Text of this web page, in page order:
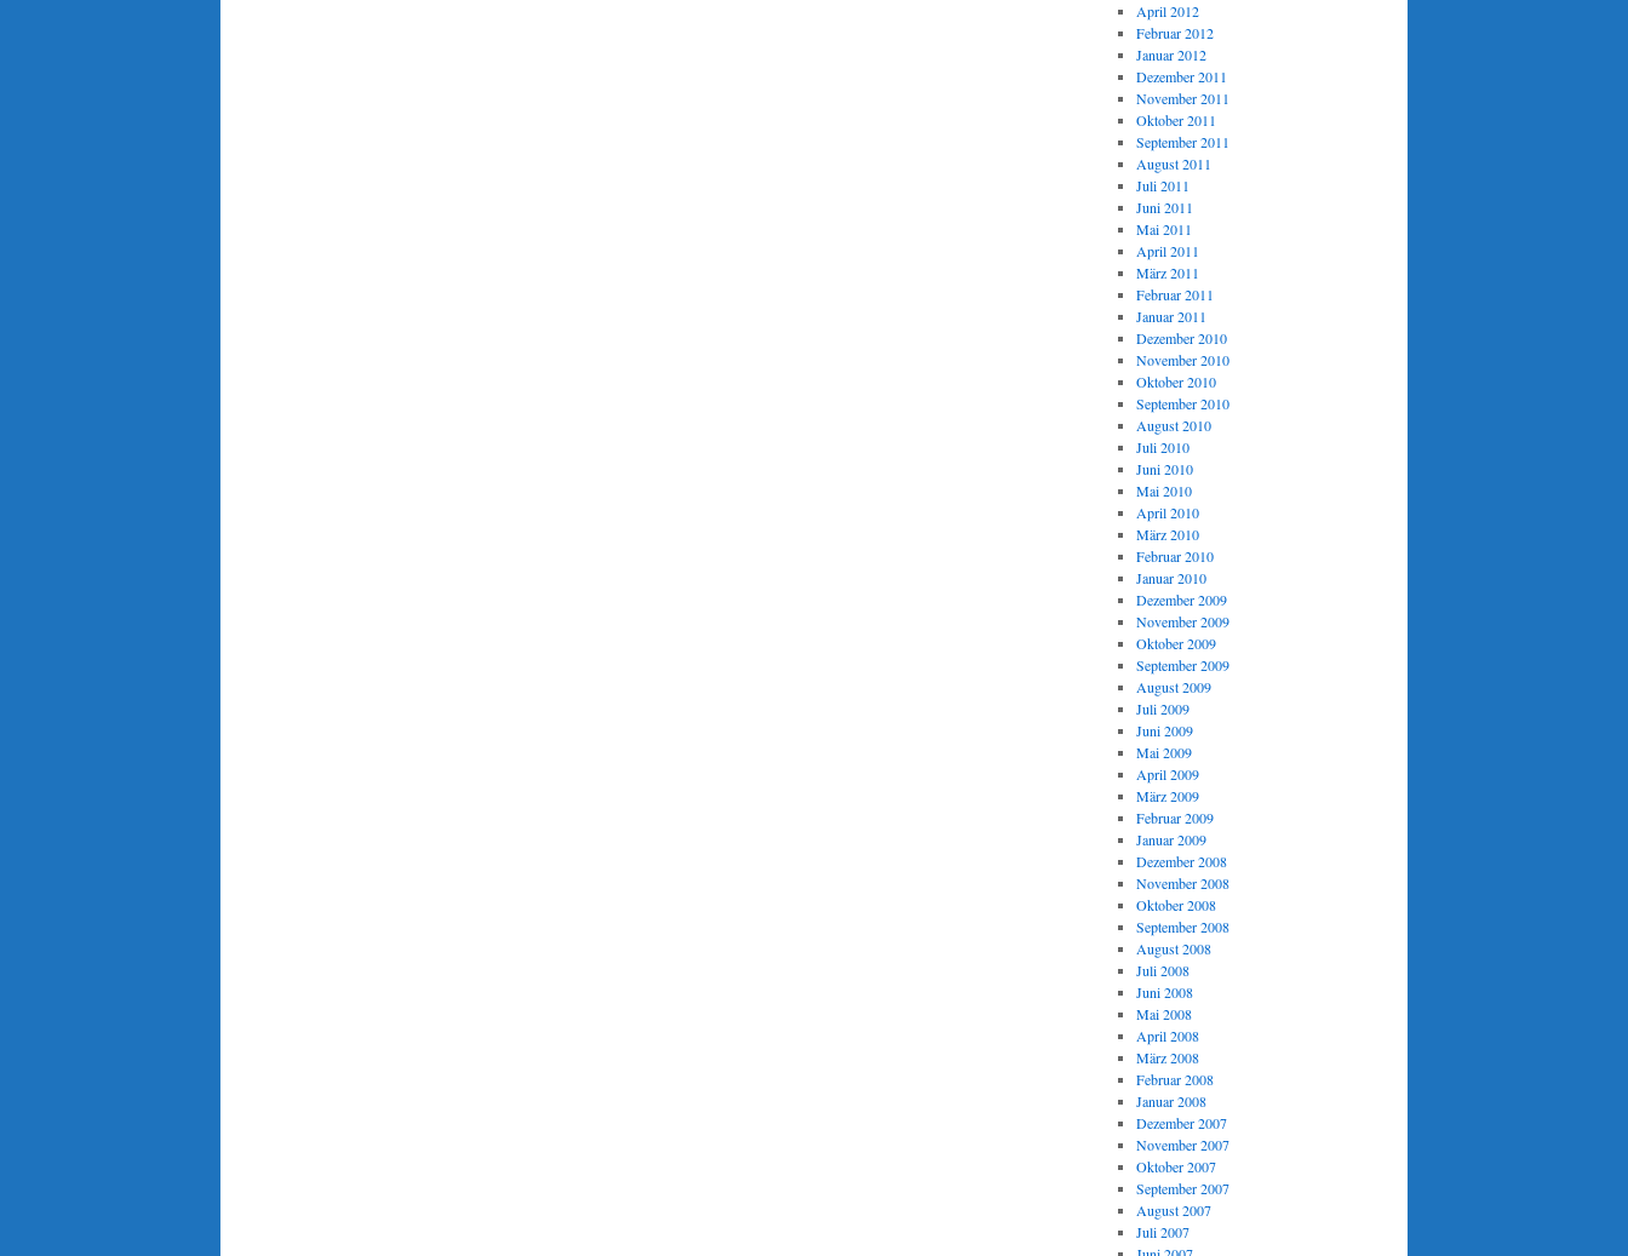
April 2012
Februar 2012
Januar 2012
Dezember 2011
November 2011
Oktober 2011
September 2011
August 2011
Juli 2011
Juni 2011
Mai 2011
April 2011
März 2011
Februar 2011
Januar 2011
Dezember 2010
November 2010
Oktober 2010
September 2010
August 2010
Juli 2010
Juni 2010
Mai 2010
April 2010
März 2010
Februar 2010
Januar 2010
Dezember 2009
November 2009
Oktober 2009
September 2009
August 2009
Juli 2009
Juni 2009
Mai 2009
April 2009
März 2009
Februar 2009
Januar 2009
Dezember 2008
November 2008
Oktober 2008
September 2008
August 2008
Juli 2008
Juni 2008
Mai 2008
April 2008
März 2008
Februar 2008
Januar 2008
Dezember 2007
November 2007
Oktober 2007
September 2007
August 2007
Juli 2007